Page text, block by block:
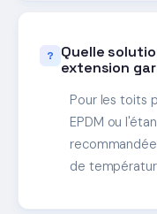
Quelle
extension
Pour les toits
EPDM ou
de